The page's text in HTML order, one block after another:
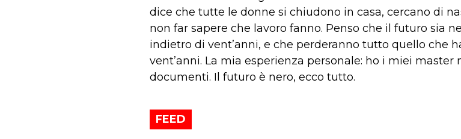
dice che tutte le donne si chiudono in casa, cercano di
non far sapere che lavoro fanno. Penso che il futuro sia
indietro di vent’anni, e che perderanno tutto quello che
vent’anni. La mia esperienza personale: ho i miei
documenti. Il futuro è nero, ecco tutto.
FEED